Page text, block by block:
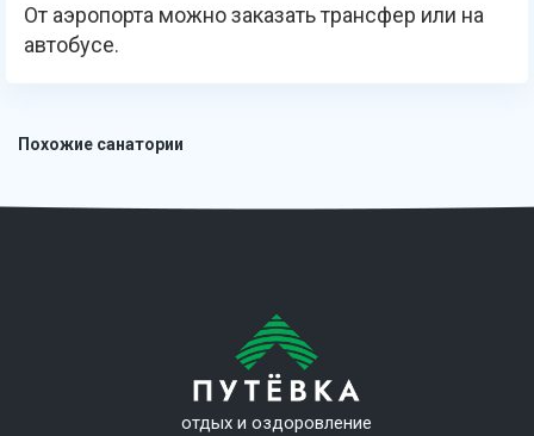
От аэропорта можно заказать трансфер или на
автобусе.
Похожие санатории
отдых и оздоровление